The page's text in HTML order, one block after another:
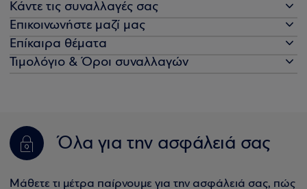
Κάντε τις συναλλαγές σας
Επικοινωνήστε μαζί μας
Επίκαιρα θέματα
Τιμολόγιο & Όροι συναλλαγών
Όλα για την ασφάλειά σας
Μάθετε τι μέτρα παίρνουμε για την ασφάλειά σας, πώς